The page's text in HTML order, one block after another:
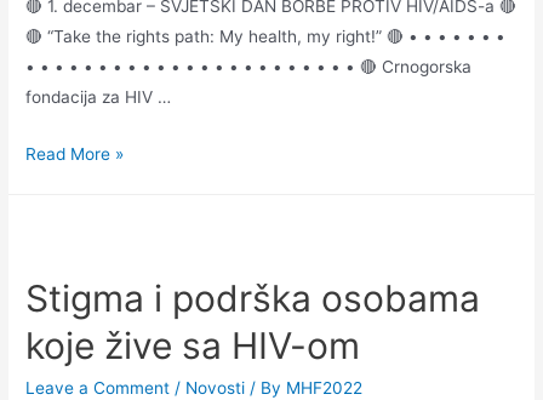
🔴 1. decembar – SVJETSKI DAN BORBE PROTIV HIV/AIDS-a 🔴
🔴 “Take the rights path: My health, my right!” 🔴 • • • • • • •
• • • • • • • • • • • • • • • • • • • • • • • 🔴 Crnogorska
fondacija za HIV …
Read More »
Stigma i podrška osobama
koje žive sa HIV-om
Leave a Comment / Novosti / By MHF2022